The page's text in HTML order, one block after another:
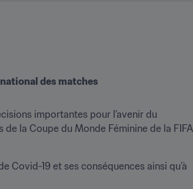
des matches
importantes pour l’avenir du
la Coupe du Monde Féminine de la FIFA
Covid-19 et ses conséquences ainsi qu’à